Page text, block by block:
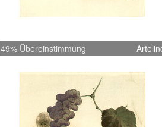
49% Übereinstimmung